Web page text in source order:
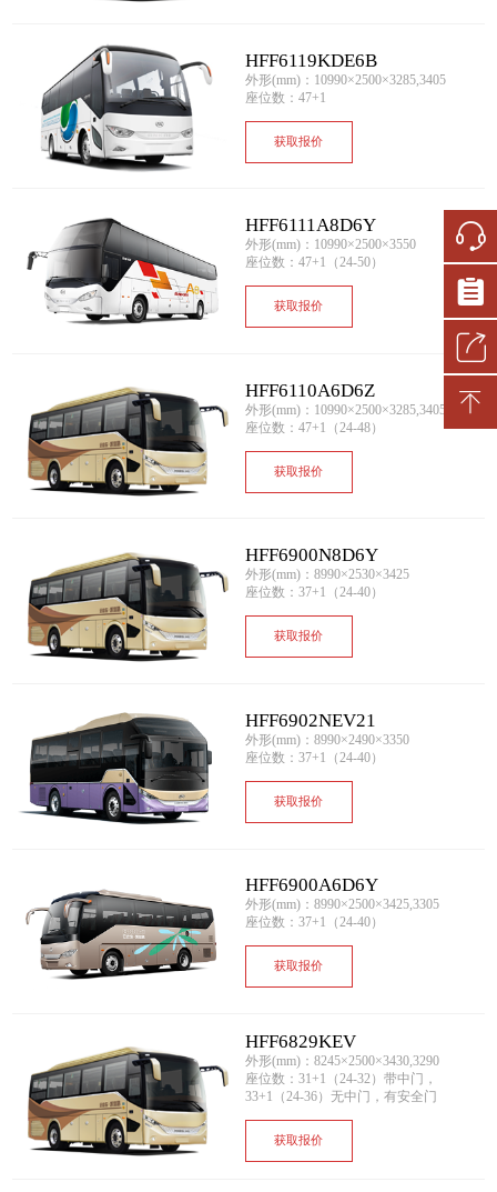
HFF6119KDE6B
外形(mm)：10990×2500×3285,3405
座位数：47+1
获取报价
HFF6111A8D6Y
外形(mm)：10990×2500×3550
座位数：47+1（24-50）
获取报价
HFF6110A6D6Z
外形(mm)：10990×2500×3285,3405
座位数：47+1（24-48）
获取报价
HFF6900N8D6Y
外形(mm)：8990×2530×3425
座位数：37+1（24-40）
获取报价
HFF6902NEV21
外形(mm)：8990×2490×3350
座位数：37+1（24-40）
获取报价
HFF6900A6D6Y
外形(mm)：8990×2500×3425,3305
座位数：37+1（24-40）
获取报价
HFF6829KEV
外形(mm)：8245×2500×3430,3290
座位数：31+1（24-32）带中门，
33+1（24-36）无中门，有安全门
获取报价